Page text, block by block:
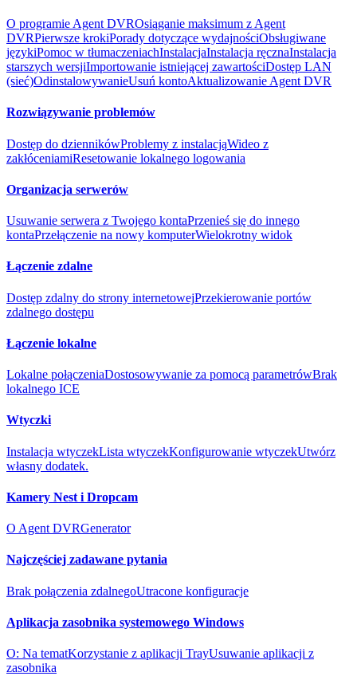
O programie Agent DVROsiąganie maksimum z Agent
DVRPierwsze krokiPorady dotyczące wydajnościObsługiwane
językiPomoc w tłumaczeniachInstalacjaInstalacja ręcznaInstalacja
starszych wersjiImportowanie istniejącej zawartościDostęp LAN
(sieć)OdinstalowywanieUsuń kontoAktualizowanie Agent DVR
Rozwiązywanie problemów
Dostęp do dziennikówProblemy z instalacjąWideo z
zakłóceniamiResetowanie lokalnego logowania
Organizacja serwerów
Usuwanie serwera z Twojego kontaPrzenieś się do innego
kontaPrzełączenie na nowy komputerWielokrotny widok
Łączenie zdalne
Dostęp zdalny do strony internetowejPrzekierowanie portów
zdalnego dostępu
Łączenie lokalne
Lokalne połączeniaDostosowywanie za pomocą parametrówBrak
lokalnego ICE
Wtyczki
Instalacja wtyczekLista wtyczekKonfigurowanie wtyczekUtwórz
własny dodatek.
Kamery Nest i Dropcam
O Agent DVRGenerator
Najczęściej zadawane pytania
Brak połączenia zdalnegoUtracone konfiguracje
Aplikacja zasobnika systemowego Windows
O: Na tematKorzystanie z aplikacji TrayUsuwanie aplikacji z
zasobnika